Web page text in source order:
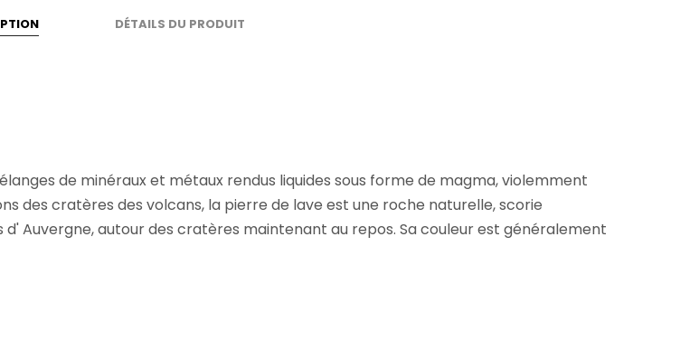
DÉTAILS DU PRODUIT
de minéraux et métaux rendus liquides sous forme de magma, violemment
des cratères des volcans, la pierre de lave est une roche naturelle, scorie
Auvergne, autour des cratères maintenant au repos. Sa couleur est généralement